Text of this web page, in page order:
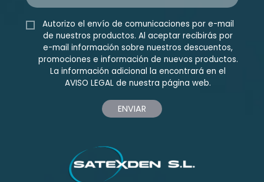
Autorizo el envío de comunicaciones por e-mail
de nuestros productos. Al aceptar recibirás por
e-mail información sobre nuestros descuentos,
promociones e información de nuevos productos.
La información adicional la encontrará en el
AVISO LEGAL de nuestra página web.
ENVIAR